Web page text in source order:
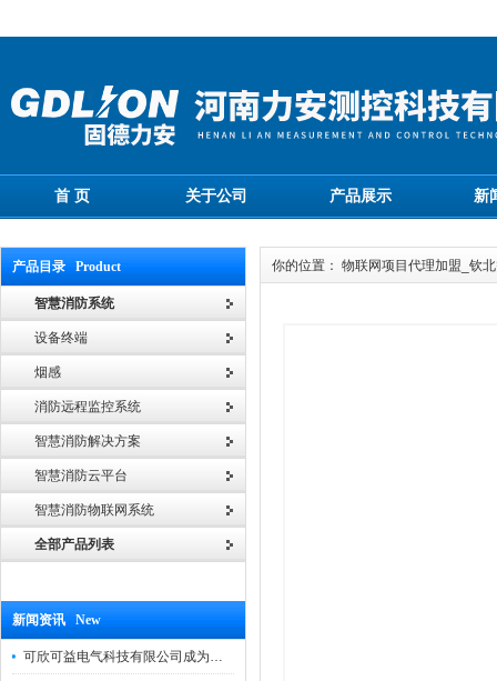
首 页 关于公司 产品展示 新
产品目录 Product
智慧消防系统
设备终端
烟感
消防远程监控系统
智慧消防解决方案
智慧消防云平台
智慧消防物联网系统
全部产品列表
新闻资讯 New
可欣可益电气科技有限公司成为力安电易云战略合作伙伴，共创智能配电新未来
你的位置： 物联网项目代理加盟_钦